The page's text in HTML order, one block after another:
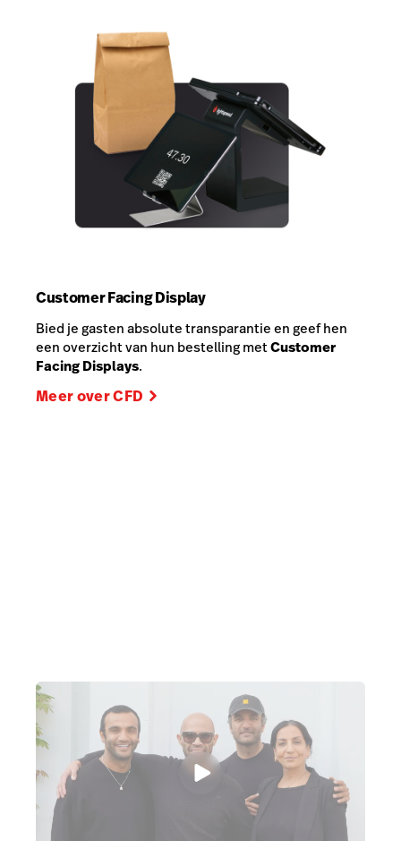
Customer Facing Display
Bied je gasten absolute transparantie en geef hen
een overzicht van hun bestelling metCustomer
Facing Displays.
Meer over CFD